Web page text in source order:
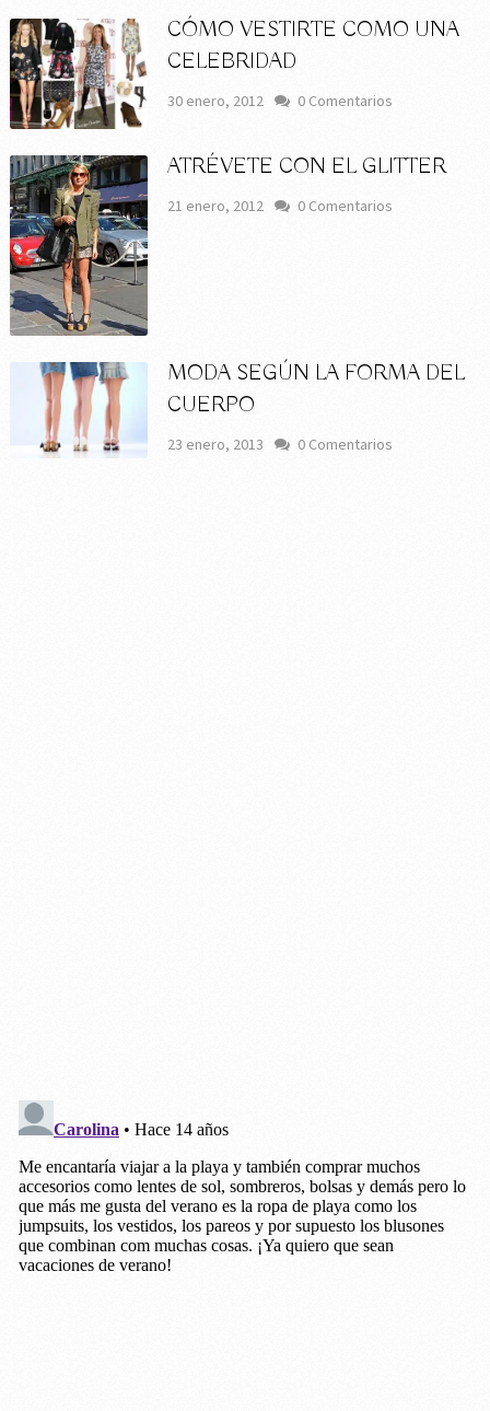
CÓMO VESTIRTE COMO UNA
CELEBRIDAD
30 enero, 2012 0 Comentarios
ATRÉVETE CON EL GLITTER
21 enero, 2012 0 Comentarios
MODA SEGÚN LA FORMA DEL
CUERPO
23 enero, 2013 0 Comentarios